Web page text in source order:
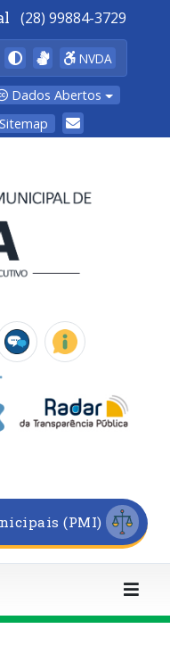
(28) 99884-3729
NVDA
Dados Abertos
(PMI)